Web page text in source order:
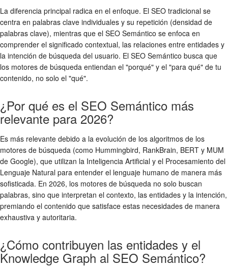
La diferencia principal radica en el enfoque. El SEO tradicional se
centra en palabras clave individuales y su repetición (densidad de
palabras clave), mientras que el SEO Semántico se enfoca en
comprender el significado contextual, las relaciones entre entidades y
la intención de búsqueda del usuario. El SEO Semántico busca que
los motores de búsqueda entiendan el "porqué" y el "para qué" de tu
contenido, no solo el "qué".
¿Por qué es el SEO Semántico más
relevante para 2026?
Es más relevante debido a la evolución de los algoritmos de los
motores de búsqueda (como Hummingbird, RankBrain, BERT y MUM
de Google), que utilizan la Inteligencia Artificial y el Procesamiento del
Lenguaje Natural para entender el lenguaje humano de manera más
sofisticada. En 2026, los motores de búsqueda no solo buscan
palabras, sino que interpretan el contexto, las entidades y la intención,
premiando el contenido que satisface estas necesidades de manera
exhaustiva y autoritaria.
¿Cómo contribuyen las entidades y el
Knowledge Graph al SEO Semántico?